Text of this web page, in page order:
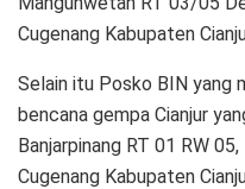
Cugenang Kabupaten
Selain itu Posko BIN yang
bencana gempa Cianjur
Banjarpinang RT 01 RW
Cugenang Kabupaten